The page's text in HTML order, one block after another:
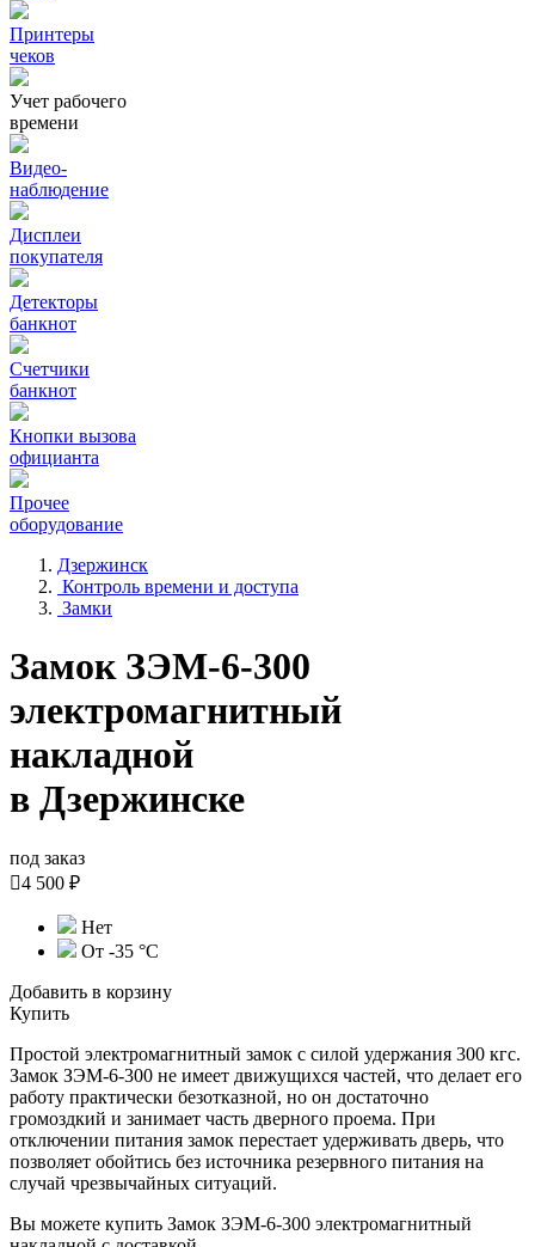
Принтеры
чеков
Учет рабочего
времени
Видео‑
наблюдение
Дисплеи
покупателя
Детекторы
банкнот
Счетчики
банкнот
Кнопки вызова
официанта
Прочее
оборудование
Дзержинск
Контроль времени и доступа
Замки
Замок ЗЭМ-6-300
электромагнитный
накладной
в Дзержинске
под заказ
4 500 ₽
Нет
От -35 °С
Добавить в корзину
Купить
Простой электромагнитный замок с силой удержания 300 кгс.
Замок ЗЭМ-6-300 не имеет движущихся частей, что делает его
работу практически безотказной, но он достаточно
громоздкий и занимает часть дверного проема. При
отключении питания замок перестает удерживать дверь, что
позволяет обойтись без источника резервного питания на
случай чрезвычайных ситуаций.
Вы можете купить Замок ЗЭМ-6-300 электромагнитный